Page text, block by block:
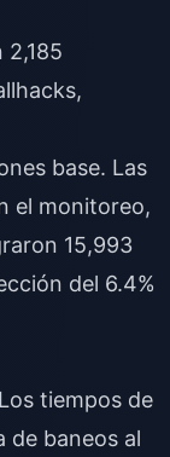
base. Las
el monitoreo,
15,993
del 6.4%
tiempos de
de baneos al